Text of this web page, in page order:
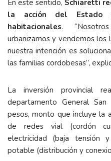
En este sentido, Schiaretti
la acción del Estado
habitacionales.
urbanizamos y vendemos
nuestra intención es
las familias cordobesas”,
La inversión provincial
departamento General
pesos, monto que incluye la
de redes vial (cordón
electricidad (baja tensión
potable (distribución y